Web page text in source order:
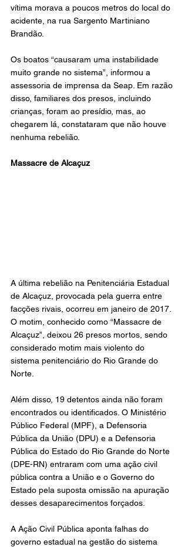
vítima morava a poucos metros do local do
acidente, na rua Sargento Martiniano
Brandão.
Os boatos “causaram uma instabilidade
muito grande no sistema”, informou a
assessoria de imprensa da Seap. Em razão
disso, familiares dos presos, incluindo
crianças, foram ao presídio, mas, ao
chegarem lá, constataram que não houve
nenhuma rebelião.
Massacre de Alcaçuz
A última rebelião na Penitenciária Estadual
de Alcaçuz, provocada pela guerra entre
facções rivais, ocorreu em janeiro de 2017.
O motim, conhecido como “Massacre de
Alcaçuz”, deixou 26 presos mortos, sendo
considerado motim mais violento do
sistema penitenciário do Rio Grande do
Norte.
Além disso, 19 detentos ainda não foram
encontrados ou identificados. O Ministério
Público Federal (MPF), a Defensoria
Pública da União (DPU) e a Defensoria
Pública do Estado do Rio Grande do Norte
(DPE-RN) entraram com uma ação civil
pública contra a União e o Governo do
Estado pela suposta omissão na apuração
desses desaparecimentos forçados.
A Ação Civil Pública aponta falhas do
governo estadual na gestão do sistema